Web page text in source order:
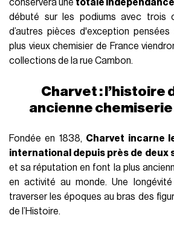
conservera une totale
débuté sur les podiums avec trois
d’autres pièces d'exception
plus vieux chemisier de France
collections de la rue Cambon.
Charvet : l’histoire
ancienne chemiserie
Fondée en 1838, Charvet incarne
international depuis près de deux
et sa réputation en font la plus
en activité au monde. Une
traverser les époques au bras des
de l’Histoire.